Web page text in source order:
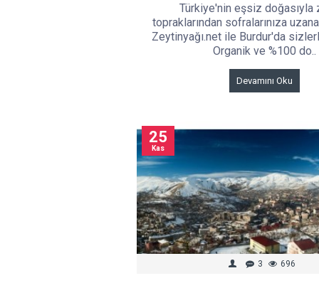
Türkiye'nin eşsiz doğasıyla
topraklarından sofralarınıza
Zeytinyağı.net ile Burdur'da
Organik ve %100 do..
Devamını Oku
25
Kas
3 696